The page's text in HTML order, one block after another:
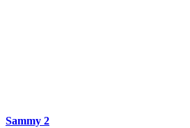
Sammy 2